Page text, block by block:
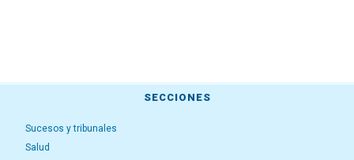
SECCIONES
Sucesos y tribunales
Salud